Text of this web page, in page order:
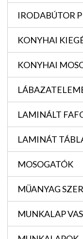
IRODABÚTOR
KONYHAI
KONYHAI
LAMINÁLT
LAMINÁT
MOSOGATÓK
MÜANYAG
MUNKALAP